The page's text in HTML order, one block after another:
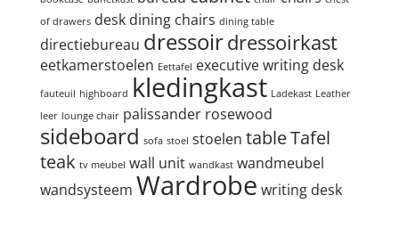
of drawers desk dining chairs dining table
directiebureau dressoirdressoirkast
eetkamerstoelen Eettafel executive writing desk
fauteuil highboard kledingkast Ladekast Leather
leer lounge chair palissander rosewood
sideboard sofa stoel stoelen tableTafel
teak tv meubel wall unit wandkast wandmeubel
wandsysteem Wardrobe writing desk